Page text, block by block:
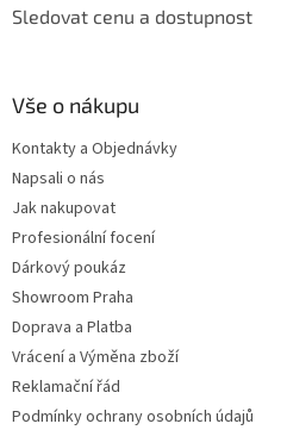
Sledovat cenu a dostupnost
Vše o nákupu
Kontakty a Objednávky
Napsali o nás
Jak nakupovat
Profesionální focení
Dárkový poukáz
Showroom Praha
Doprava a Platba
Vrácení a Výměna zboží
Reklamační řád
Podmínky ochrany osobních údajů